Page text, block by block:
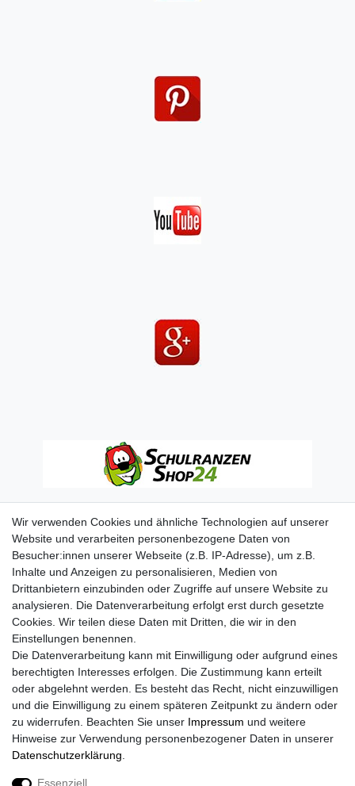
Wir verwenden Cookies und ähnliche Technologien auf unserer
Website und verarbeiten personenbezogene Daten von
Besucher:innen unserer Webseite (z.B. IP-Adresse), um z.B.
Inhalte und Anzeigen zu personalisieren, Medien von
Drittanbietern einzubinden oder Zugriffe auf unsere Website zu
analysieren. Die Datenverarbeitung erfolgt erst durch gesetzte
Cookies. Wir teilen diese Daten mit Dritten, die wir in den
Einstellungen benennen.
Die Datenverarbeitung kann mit Einwilligung oder aufgrund eines
berechtigten Interesses erfolgen. Die Zustimmung kann erteilt
oder abgelehnt werden. Es besteht das Recht, nicht einzuwilligen
und die Einwilligung zu einem späteren Zeitpunkt zu ändern oder
zu widerrufen. Beachten Sie unser Impressum und weitere
Hinweise zur Verwendung personenbezogener Daten in unserer
Daten­schutz­erklärung
Essenziell